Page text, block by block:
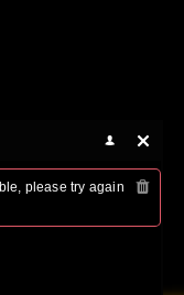
please try again